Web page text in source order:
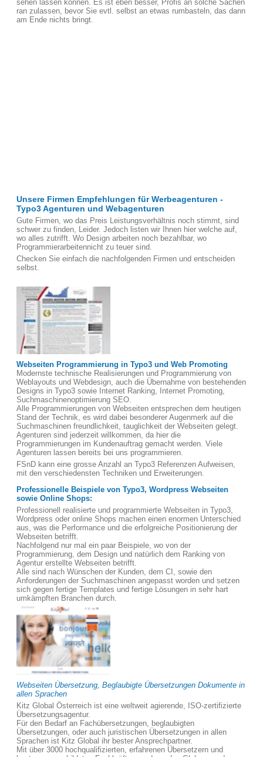
sehen lassen können. Es ist eben besser, Profis an solche Sachen
ran zulassen, bevor Sie evtl. selbst an etwas rumbasteln, das dann
am Ende nichts bringt.
Unsere Firmen Empfehlungen für Werbeagenturen -
Typo3 Agenturen und Webagenturen
Gute Firmen, wo das Preis Leistungsverhältnis noch stimmt, sind
schwer zu finden, Leider. Jedoch listen wir Ihnen hier welche auf,
wo alles zutrifft. Wo Design arbeiten noch bezahlbar, wo
Programmierarbeitennicht zu teuer sind.
Checken Sie einfach die nachfolgenden Firmen und entscheiden
selbst.
Webseiten Programmierung in Typo3 und Web Promoting
Modernste technische Realisierungen und Programmierung von
Weblayouts und Webdesign, auch die Übernahme von bestehenden
Designs in Typo3 sowie Internet Ranking, Internet Promoting,
Suchmaschinenoptimierung SEO.
Alle Programmierungen von Webseiten entsprechen dem heutigen
Stand der Technik, es wird dabei besonderer Augenmerk auf die
Suchmaschinen freundlichkeit, tauglichkeit der Webseiten gelegt.
Agenturen sind jederzeit willkommen, da hier die
Programmierungen im Kundenauftrag gemacht werden. Viele
Agenturen lassen bereits bei uns programmieren.
FSnD kann eine grosse Anzahl an Typo3 Referenzen Aufweisen,
mit den verschiedensten Techniken und Erweiterungen.
Professionelle Beispiele von Typo3, Wordpress Webseiten
sowie Online Shops:
Professionell realisierte und programmierte Webseiten in Typo3,
Wordpress oder online Shops machen einen enormen Unterschied
aus, was die Performance und die erfolgreiche Positionierung der
Webseiten betrifft.
Nachfolgend nur mal ein paar Beispiele, wo von der
Programmierung, dem Design und natürlich dem Ranking von
Agentur erstellte Webseiten betrifft.
Alle sind nach Wünschen der Kunden, dem CI, sowie den
Anforderungen der Suchmaschinen angepasst worden und setzen
sich gegen fertige Templates und fertige Lösungen in sehr hart
umkämpften Branchen durch.
Webseiten Übersetzung, Beglaubigte Übersetzungen Dokumente in
allen Sprachen
Kitz Global Österreich ist eine weltweit agierende, ISO-zertifizierte
Übersetzungsagentur.
Für den Bedarf an Fachübersetzungen, beglaubigten
Übersetzungen, oder auch juristischen Übersetzungen in allen
Sprachen ist Kitz Global ihr bester Ansprechpartner.
Mit über 3000 hochqualifizierten, erfahrenen Übersetzern und